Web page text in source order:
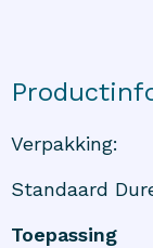
Verpakking:
Standaard
Toepassing